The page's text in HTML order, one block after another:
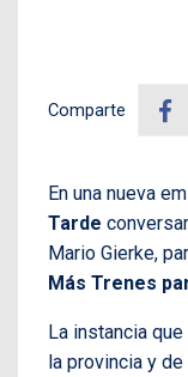
Comparte
En una nueva
Tarde
Mario Gierke,
Más Trenes
La instancia
la provincia y de